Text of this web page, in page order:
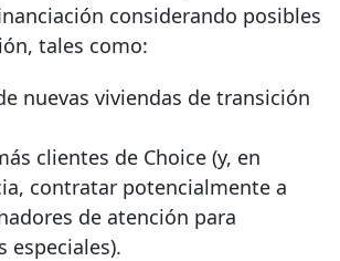
considerando posibles
tales como:
nuevas viviendas de transición
clientes de Choice (y, en
contratar potencialmente a
de atención para
especiales).